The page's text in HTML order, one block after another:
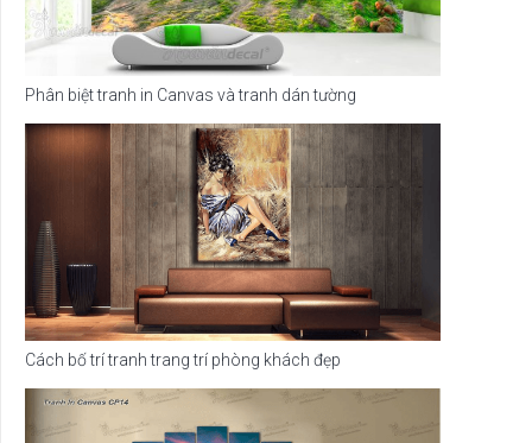
Phân biệt tranh in Canvas và tranh dán tường
Cách bố trí tranh trang trí phòng khách đẹp